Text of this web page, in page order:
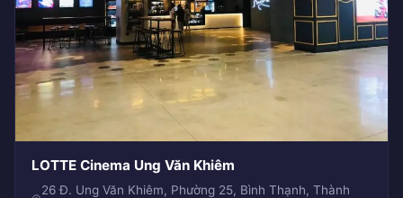
LOTTE Cinema Ung Văn Khiêm
26 Đ. Ung Văn Khiêm, Phường 25, Bình Thạnh, Thành